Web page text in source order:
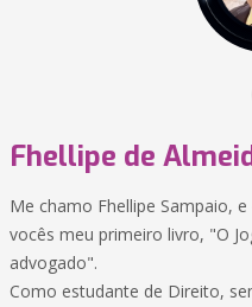
Fhellipe de
Me chamo Fhellipe Sampaio,
vocês meu primeiro livro, "O
advogado".
Como estudante de Direito,